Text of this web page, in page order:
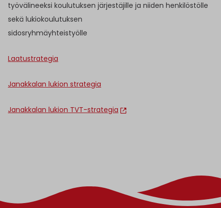
työvälineeksi koulutuksen järjestäjille ja niiden henkilöstölle
sekä lukiokoulutuksen
sidosryhmäyhteistyölle
Laatustrategia
Janakkalan lukion strategia
Janakkalan lukion TVT-strategia